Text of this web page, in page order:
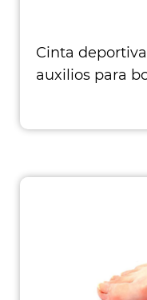
Cinta
auxilios para